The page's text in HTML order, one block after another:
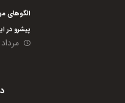
پیشرو در
مرداد ۱۳, ۱۴۰۵